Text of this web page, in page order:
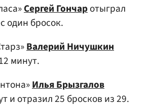
Сергей Гончаротыграл
один бросок.
Валерий Ничушкин
минут.
Илья Брызгалов
и отразил 25 бросков из 29.